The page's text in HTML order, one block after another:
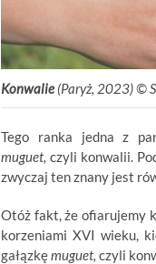
Konwalie(Paryż, 2023) ©
Tego ranka jedna z
muguet,czyli konwalii.
zwyczaj ten znany jest
Otóż fakt, że ofiarujemy
korzeniami XVI wieku,
gałązkęmuguet, czyli